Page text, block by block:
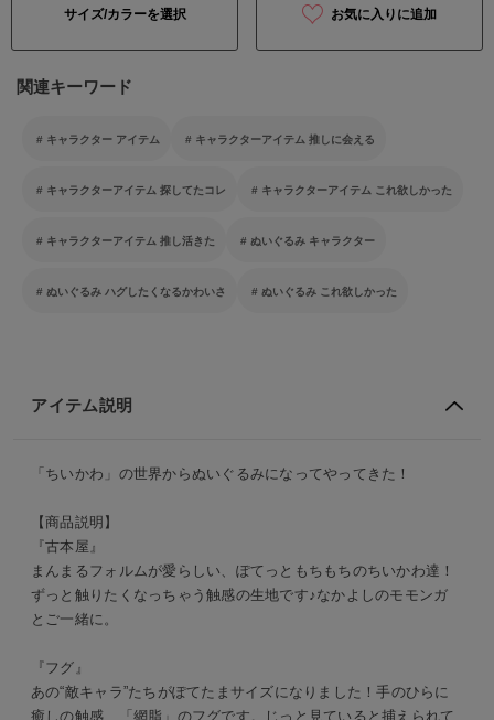
サイズ/カラーを選択 お気に入りに追加
関連キーワード
キャラクター アイテム キャラクターアイテム 推しに会える
キャラクターアイテム 探してたコレ キャラクターアイテム これ欲しかった
キャラクターアイテム 推し活きた ぬいぐるみ キャラクター
ぬいぐるみ ハグしたくなるかわいさ ぬいぐるみ これ欲しかった
アイテム説明
「ちいかわ」の世界からぬいぐるみになってやってきた！
【商品説明】
『古本屋』
まんまるフォルムが愛らしい、ぽてっともちもちのちいかわ達！
ずっと触りたくなっちゃう触感の生地です♪なかよしのモモンガ
とご一緒に。
『フグ』
あの“敵キャラ”たちがぽてたまサイズになりました！手のひらに
癒しの触感、「網脂」のフグです。じっと見ていると捕えられて